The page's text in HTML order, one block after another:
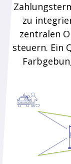
zu
zentralen
steuern. Ein